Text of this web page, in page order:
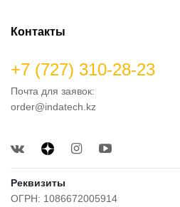
Контакты
+7 (727) 310-28-23
Почта для заявок:
order@indatech.kz
Реквизиты
ОГРН: 1086672005914